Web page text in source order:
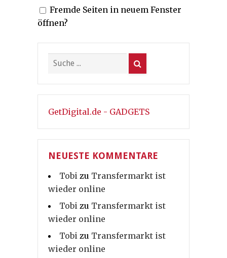
Fremde Seiten in neuem Fenster
öffnen?
GetDigital.de - GADGETS
NEUESTE KOMMENTARE
Tobi zu Transfermarkt ist
wieder online
Tobi zu Transfermarkt ist
wieder online
Tobi zu Transfermarkt ist
wieder online